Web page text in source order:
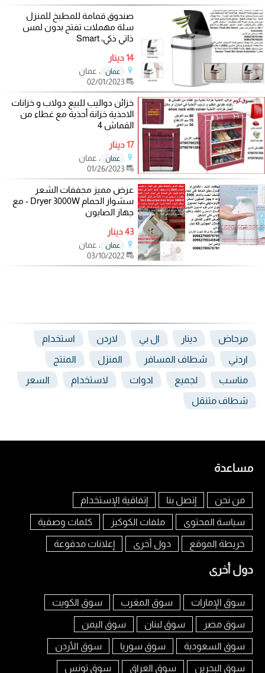
صندوق قمامة للمطبخ للمنزل
سلة مهملات تفتح بدون لمس
ذاتي ذكي، Smart
14 دينار
عمان
، عمان
02/01/2023
خزائن دواليب للبيع دولاب و خزانات
الاحذية خزانة أحذية مع غطاء من
القماش 4
17 دينار
عمان
، عمان
01/26/2023
عرض مميز مجففات الشعر
سشوار الحمام Dryer 3000W - مع
جهاز الصابون
43 دينار
عمان
، عمان
مرحاض دينار ال بي لاردن استخدام
اردني شطاف المسافر المنزل المنتج
مناسب لجميع ادوات لاستخدام السعر
شطاف متنقل
مساعدة
من نحن إتصل بنا إتفاقية الإستخدام
سياسة المحتوى ملفات الكوكيز كلمات وصفية
خريطة الموقع دول أخرى إعلانات مدفوعة
دول أخرى
سوق الإمارات سوق المغرب سوق الكويت
سوق مصر سوق لبنان سوق اليمن
سوق السعودية سوق سوريا سوق الأردن
سوق البحرين سوق العراق سوق تونس